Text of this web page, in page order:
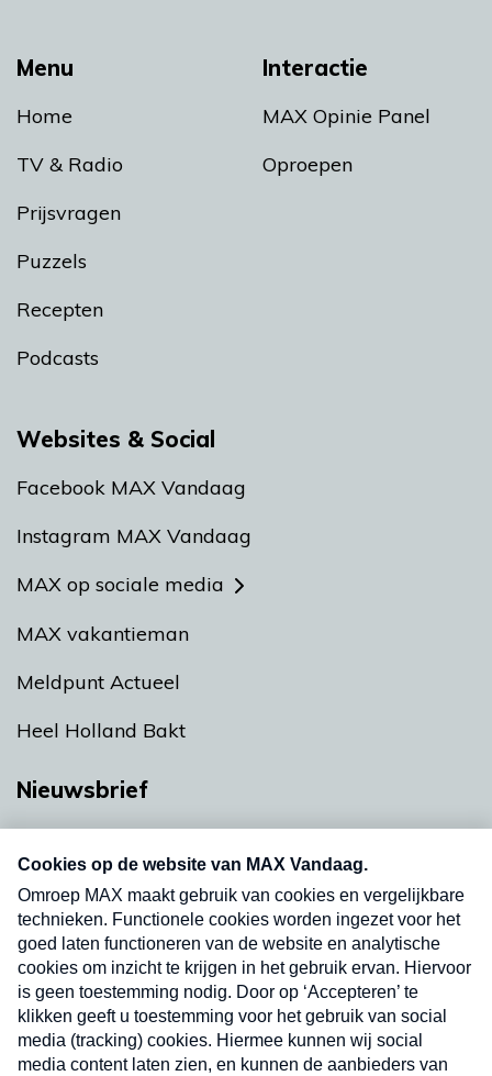
Menu
Home
TV & Radio
Prijsvragen
Puzzels
Recepten
Podcasts
Interactie
MAX Opinie Panel
Oproepen
Websites & Social
Facebook MAX Vandaag
Instagram MAX Vandaag
MAX op sociale media
MAX vakantieman
Meldpunt Actueel
Heel Holland Bakt
Nieuwsbrief
nieuwsbrief. Elke vrijdag- en dinsdagochtend in
uw mailbox.
Verzend